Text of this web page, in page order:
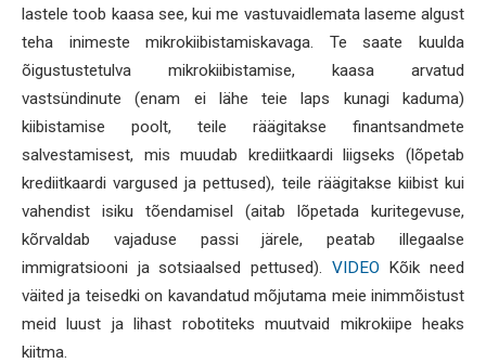
lastele toob kaasa see, kui me vastuvaidlemata laseme algust
teha inimeste mikrokiibistamiskavaga. Te saate kuulda
õigustustetulva mikrokiibistamise, kaasa arvatud
vastsündinute (enam ei lähe teie laps kunagi kaduma)
kiibistamise poolt, teile räägitakse finantsandmete
salvestamisest, mis muudab krediitkaardi liigseks (lõpetab
krediitkaardi vargused ja pettused), teile räägitakse kiibist kui
vahendist isiku tõendamisel (aitab lõpetada kuritegevuse,
kõrvaldab vajaduse passi järele, peatab illegaalse
immigratsiooni ja sotsiaalsed pettused). VIDEO Kõik need
väited ja teisedki on kavandatud mõjutama meie inimmõistust
meid luust ja lihast robotiteks muutvaid mikrokiipe heaks
kiitma.